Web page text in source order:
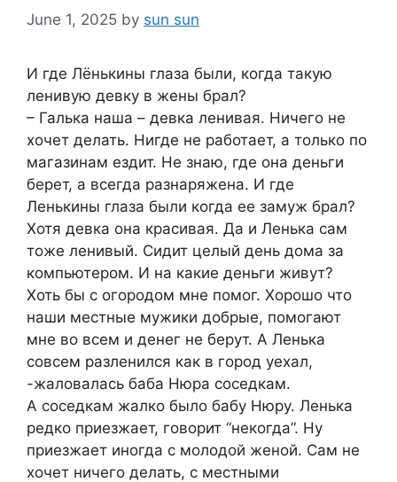
June 1, 2025 by sun sun
И где Лёнькины глаза были, когда такую
ленивую девку в жены брал?
– Галька наша – девка ленивая. Ничего не
хочет делать. Нигде не работает, а только по
магазинам ездит. Не знаю, где она деньги
берет, а всегда разнаряжена. И где
Ленькины глаза были когда ее замуж брал?
Хотя девка она красивая. Да и Ленька сам
тоже ленивый. Сидит целый день дома за
компьютером. И на какие деньги живут?
Хоть бы с огородом мне помог. Хорошо что
наши местные мужики добрые, помогают
мне во всем и денег не берут. А Ленька
совсем разленился как в город уехал,
-жаловалась баба Нюра соседкам.
А соседкам жалко было бабу Нюру. Ленька
редко приезжает, говорит “некогда”. Ну
приезжает иногда с молодой женой. Сам не
хочет ничего делать, с местными